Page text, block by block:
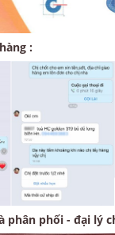
:
phân phối - đại lý